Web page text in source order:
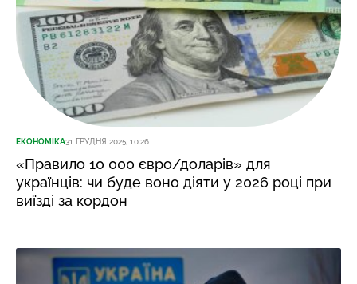
ЕКОНОМІКА31 ГРУДНЯ 2025, 10:26
«Правило 10 000 євро/доларів» для
українців: чи буде воно діяти у 2026 році при
виїзді за кордон